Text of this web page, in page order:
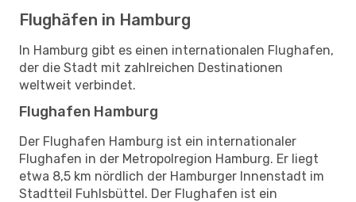
Flughäfen in Hamburg
In Hamburg gibt es einen internationalen Flughafen,
der die Stadt mit zahlreichen Destinationen
weltweit verbindet.
Flughafen Hamburg
Der Flughafen Hamburg ist ein internationaler
Flughafen in der Metropolregion Hamburg. Er liegt
etwa 8,5 km nördlich der Hamburger Innenstadt im
Stadtteil Fuhlsbüttel. Der Flughafen ist ein